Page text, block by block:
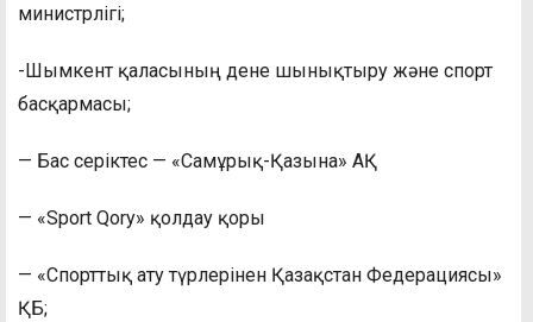
министрлігі;
-Шымкент қаласының дене шынықтыру және спорт
басқармасы;
— Бас серіктес — «Самұрық-Қазына» АҚ
— «Sport Qory» қолдау қоры
— «Спорттық ату түрлерінен Қазақстан Федерациясы»
ҚБ;